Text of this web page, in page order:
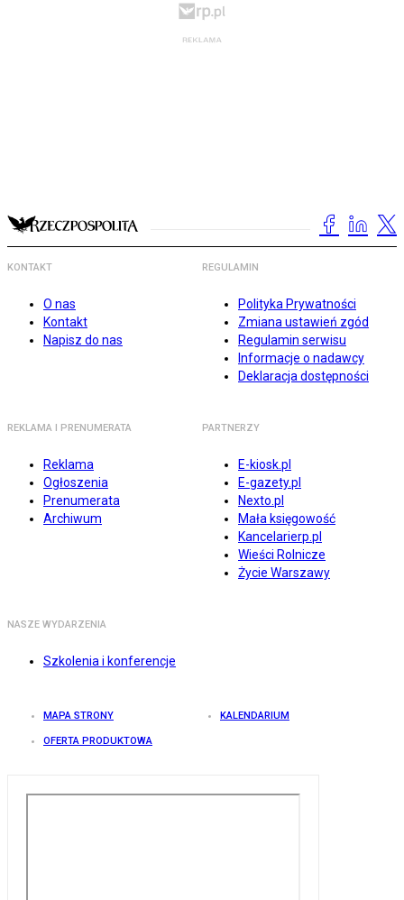
KONTAKT
O nas
Kontakt
Napisz do nas
REGULAMIN
Polityka Prywatności
Zmiana ustawień zgód
Regulamin serwisu
Informacje o nadawcy
Deklaracja dostępności
REKLAMA I PRENUMERATA
Reklama
Ogłoszenia
Prenumerata
Archiwum
PARTNERZY
E-kiosk.pl
E-gazety.pl
Nexto.pl
Mała księgowość
Kancelarierp.pl
Wieści Rolnicze
Życie Warszawy
NASZE WYDARZENIA
Szkolenia i konferencje
MAPA STRONY KALENDARIUM
OFERTA PRODUKTOWA